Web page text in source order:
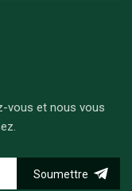
vous et nous vous
Soumettre